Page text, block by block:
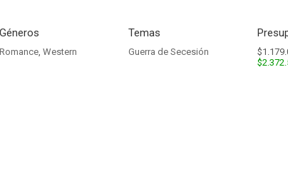
Géneros
Romance, Western
Temas
Guerra de Secesión